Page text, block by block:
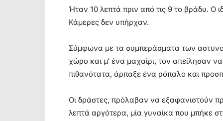
Ήταν 10 λεπτά πριν από τις 9 το βράδυ. Ο
Κάμερες δεν υπήρχαν.
Σύμφωνα με τα συμπεράσματα των
χώρο και μ’ ένα μαχαίρι, τον απείλησαν
πιθανότατα, άρπαξε ένα ρόπαλο και
Οι δράστες, πρόλαβαν να εξαφανιστούν
λεπτά αργότερα, μία γυναίκα που μπήκε